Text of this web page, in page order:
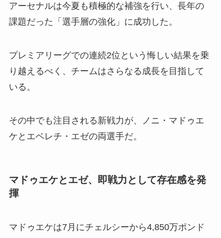
アーセナルは今夏も積極的な補強を行い、長年の
課題だった「選手層の強化」に成功した。
プレミアリーグでの連続2位という悔しい結果を乗
り越えるべく、チームはさらなる成長を目指して
いる。
その中でも注目される新戦力が、ノニ・マドゥエ
ケとエベレチ・エゼの両選手だ。
マドゥエケとエゼ、即戦力として存在感を発
揮
マドゥエケは7月にチェルシーから4,850万ポンド